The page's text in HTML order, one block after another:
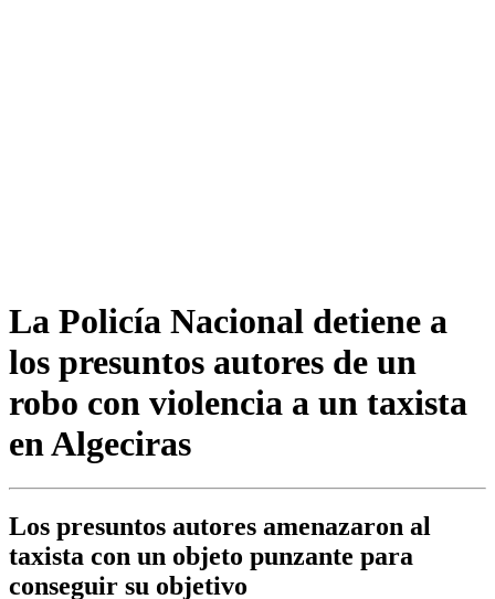
La Policía Nacional detiene a
los presuntos autores de un
robo con violencia a un taxista
en Algeciras
Los presuntos autores amenazaron al
taxista con un objeto punzante para
conseguir su objetivo